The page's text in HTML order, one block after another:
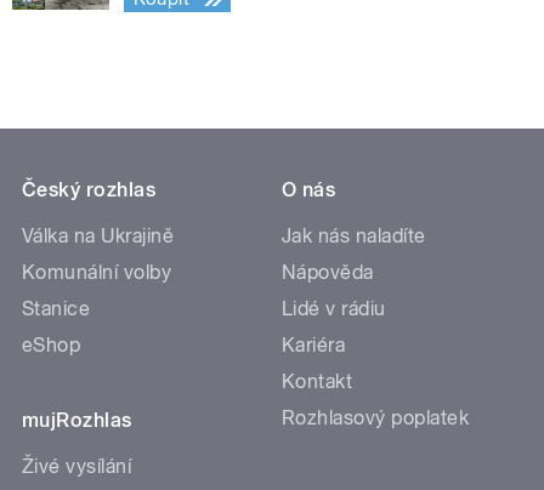
Český rozhlas
Válka na Ukrajině
Komunální volby
Stanice
eShop
mujRozhlas
Živé vysílání
O nás
Jak nás naladíte
Nápověda
Lidé v rádiu
Kariéra
Kontakt
Rozhlasový poplatek